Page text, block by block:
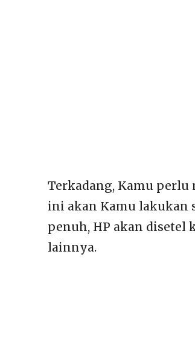
Terkadang, Kamu perlu
ini akan Kamu lakukan
penuh, HP akan disetel
lainnya.